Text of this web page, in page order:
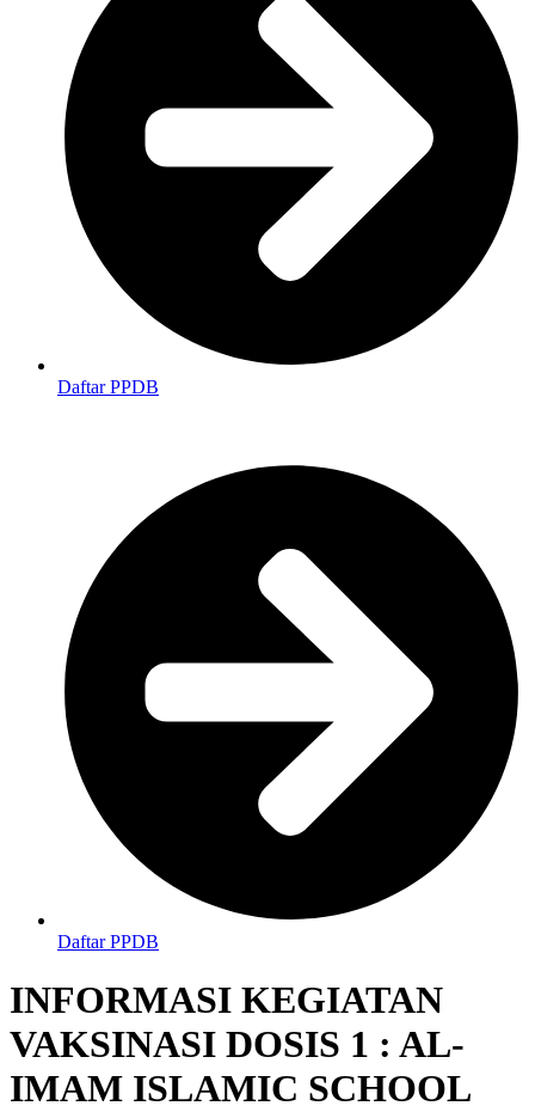
Daftar PPDB
Daftar PPDB
INFORMASI KEGIATAN
VAKSINASI DOSIS 1 : AL-
IMAM ISLAMIC SCHOOL